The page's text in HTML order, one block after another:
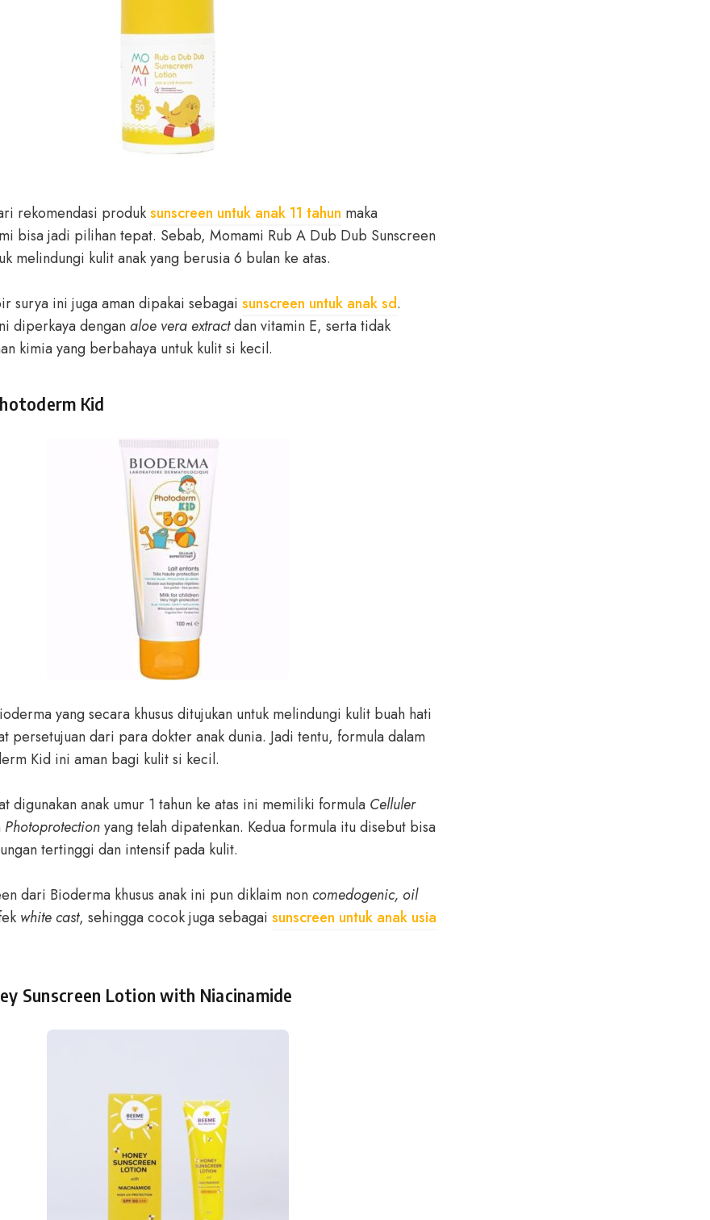
rekomendasi produksunscreen untuk anak 11 tahun maka
bisa jadi pilihan tepat. Sebab, Momami Rub A Dub Dub Sunscreen
melindungi kulit anak yang berusia 6 bulan ke atas.
surya ini juga aman dipakai sebagai sunscreen untuk anak sd.
diperkaya denganaloe vera extractdan vitamin E, serta tidak
kimia yang berbahaya untuk kulit si kecil.
Kid
yang secara khusus ditujukan untuk melindungi kulit buah hati
persetujuan dari para dokter anak dunia. Jadi tentu, formula dalam
Kid ini aman bagi kulit si kecil.
digunakan anak umur 1 tahun ke atas ini memiliki formula Celluler
Photoprotectionyang telah dipatenkan. Kedua formula itu disebut bisa
tertinggi dan intensif pada kulit.
dari Bioderma khusus anak ini pun diklaim noncomedogenic, oil
white cast, sehingga cocok juga sebagai sunscreen untuk anak usia
Sunscreen Lotion with Niacinamide